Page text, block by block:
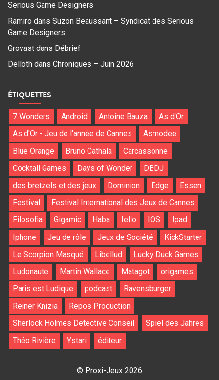
Serious Game Designers
Ramiro dans Suzon Beaussant – Syndicat des Serious
Game Designers
Grovast dans Débrief
Delloth dans Chroniques – Juin 2026
ÉTIQUETTES
7 Wonders Android Antoine Bauza
As d'Or
As d'Or - Jeu de l'année de Cannes
Asmodee
Blue Orange
Bruno Cathala
Carcassonne
Cocktail Games
Days of Wonder
DBDJ
des bretzels et des jeux
Dominion Edge
Essen
Festival
Festival International des Jeux de Cannes
Filosofia
Gigamic Haba Iello IOS
Ipad
Iphone
Jeu de rôle Jeux de Société
KickStarter
Le Scorpion Masqué
Libellud
Lucky Duck Games
Ludonaute
Martin Wallace Matagot
origames
Paris est Ludique
podcast
Ravensburger
Reiner Knizia
Repos Production
Sherlock Holmes Detective Conseil
Spiel des Jahres
Théo Rivière
Ystari éditeur
© Proxi-Jeux 2026